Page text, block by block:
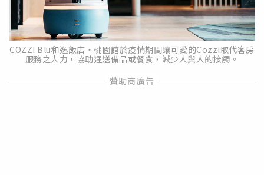
COZZI Blu和逸飯店‧桃園館於疫情期間讓可愛的Cozzi取代客房
服務之人力，協助運送備品或餐食，減少人與人的接觸。